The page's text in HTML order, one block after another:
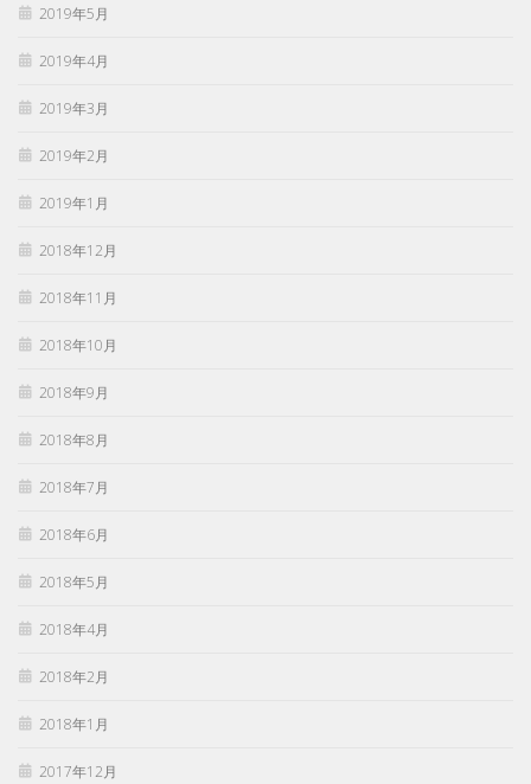
2019年5月
2019年4月
2019年3月
2019年2月
2019年1月
2018年12月
2018年11月
2018年10月
2018年9月
2018年8月
2018年7月
2018年6月
2018年5月
2018年4月
2018年2月
2018年1月
2017年12月